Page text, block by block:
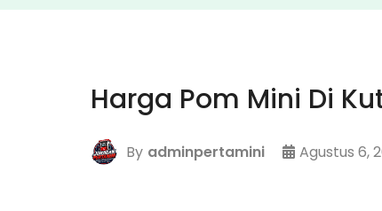
Harga Pom Mini Di
By adminpertamini Agustus 6,